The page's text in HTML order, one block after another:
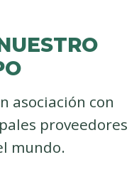
asociación con
proveedores
mundo.